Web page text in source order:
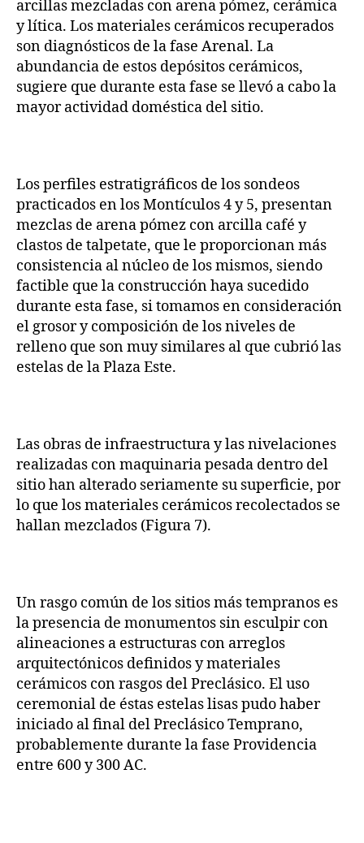
arcillas mezcladas con arena pómez, cerámica
y lítica. Los materiales cerámicos recuperados
son diagnósticos de la fase Arenal. La
abundancia de estos depósitos cerámicos,
sugiere que durante esta fase se llevó a cabo la
mayor actividad doméstica del sitio.
Los perfiles estratigráficos de los sondeos
practicados en los Montículos 4 y 5, presentan
mezclas de arena pómez con arcilla café y
clastos de talpetate, que le proporcionan más
consistencia al núcleo de los mismos, siendo
factible que la construcción haya sucedido
durante esta fase, si tomamos en consideración
el grosor y composición de los niveles de
relleno que son muy similares al que cubrió las
estelas de la Plaza Este.
Las obras de infraestructura y las nivelaciones
realizadas con maquinaria pesada dentro del
sitio han alterado seriamente su superficie, por
lo que los materiales cerámicos recolectados se
hallan mezclados (Figura 7).
Un rasgo común de los sitios más tempranos es
la presencia de monumentos sin esculpir con
alineaciones a estructuras con arreglos
arquitectónicos definidos y materiales
cerámicos con rasgos del Preclásico. El uso
ceremonial de éstas estelas lisas pudo haber
iniciado al final del Preclásico Temprano,
probablemente durante la fase Providencia
entre 600 y 300 AC.